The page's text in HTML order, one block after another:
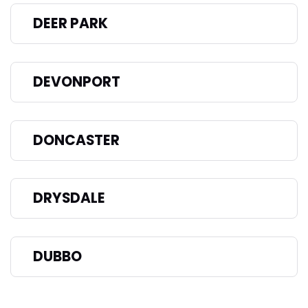
DEER PARK
DEVONPORT
DONCASTER
DRYSDALE
DUBBO